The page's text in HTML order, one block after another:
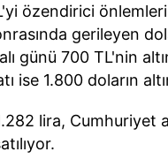
özendirici
gerileyen
günü 700 TL'nin
ise 1.800 doların
lira, Cumhuriyet